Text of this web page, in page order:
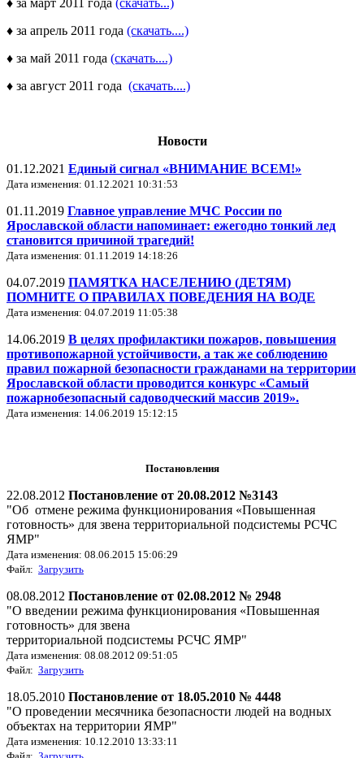
♦ за апрель 2011 года (скачать....)
♦ за май 2011 года (скачать....)
♦ за август 2011 года (скачать....)
Новости
01.12.2021 Единый сигнал «ВНИМАНИЕ ВСЕМ!»
Дата изменения: 01.12.2021 10:31:53
01.11.2019 Главное управление МЧС России по
Ярославской области напоминает: ежегодно тонкий лед
становится причиной трагедий!
Дата изменения: 01.11.2019 14:18:26
04.07.2019 ПАМЯТКА НАСЕЛЕНИЮ (ДЕТЯМ)
ПОМНИТЕ О ПРАВИЛАХ ПОВЕДЕНИЯ НА ВОДЕ
Дата изменения: 04.07.2019 11:05:38
14.06.2019 В целях профилактики пожаров, повышения
противопожарной устойчивости, а так же соблюдению
правил пожарной безопасности гражданами на территории
Ярославской области проводится конкурс «Самый
пожарнобезопасный садоводческий массив 2019».
Дата изменения: 14.06.2019 15:12:15
Постановления
22.08.2012 Постановление от 20.08.2012 №3143
"Об отмене режима функционирования «Повышенная
готовность» для звена территориальной подсистемы РСЧС
ЯМР"
Дата изменения: 08.06.2015 15:06:29
Файл: Загрузить
08.08.2012 Постановление от 02.08.2012 № 2948
"О введении режима функционирования «Повышенная
готовность» для звена
территориальной подсистемы РСЧС ЯМР"
Дата изменения: 08.08.2012 09:51:05
Файл: Загрузить
18.05.2010 Постановление от 18.05.2010 № 4448
"О проведении месячника безопасности людей на водных
объектах на территории ЯМР"
Дата изменения: 10.12.2010 13:33:11